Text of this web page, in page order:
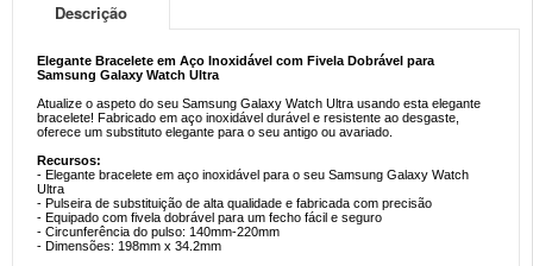
Descrição
Elegante Bracelete em Aço Inoxidável com Fivela Dobrável para
Samsung Galaxy Watch Ultra
Atualize o aspeto do seu Samsung Galaxy Watch Ultra usando esta elegante
bracelete! Fabricado em aço inoxidável durável e resistente ao desgaste,
oferece um substituto elegante para o seu antigo ou avariado.
Recursos:
- Elegante bracelete em aço inoxidável para o seu Samsung Galaxy Watch
Ultra
- Pulseira de substituição de alta qualidade e fabricada com precisão
- Equipado com fivela dobrável para um fecho fácil e seguro
- Circunferência do pulso: 140mm-220mm
- Dimensões: 198mm x 34.2mm